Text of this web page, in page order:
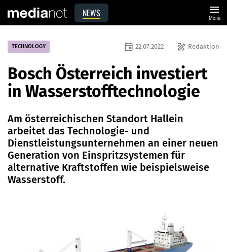
NEWS menu
Menü
TECHNOLOGY draw Redaktion
event 22.07.2022
Bosch Österreich investiert
in Wasserstofftechnologie
Am österreichischen Standort Hallein
arbeitet das Technologie- und
Dienstleistungsunternehmen an einer neuen
Generation von Einspritzsystemen für
alternative Kraftstoffen wie beispielsweise
Wasserstoff.